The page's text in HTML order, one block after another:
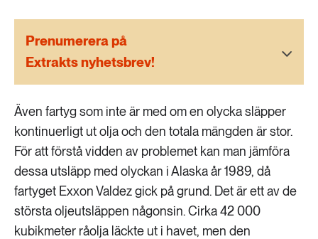
473 ARTIKLAR
Prenumerera på
Extrakts nyhetsbrev!
Även fartyg som inte är med om en olycka släpper
kontinuerligt ut olja och den totala mängden är stor.
För att förstå vidden av problemet kan man jämföra
dessa utsläpp med olyckan i Alaska år 1989, då
fartyget Exxon Valdez gick på grund. Det är ett av de
största oljeutsläppen någonsin. Cirka 42 000
kubikmeter råolja läckte ut i havet, men den